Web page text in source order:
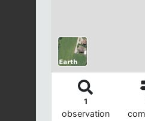
1
observation